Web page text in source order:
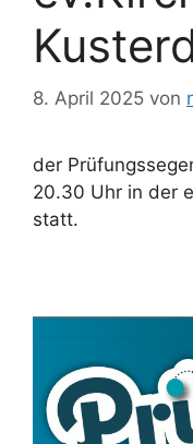
8. April 2025 von
der
20.30 Uhr in der
statt.